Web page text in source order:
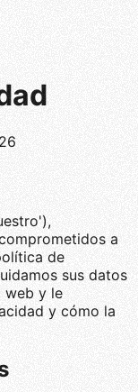
a
de
sus datos
web y le
y cómo la